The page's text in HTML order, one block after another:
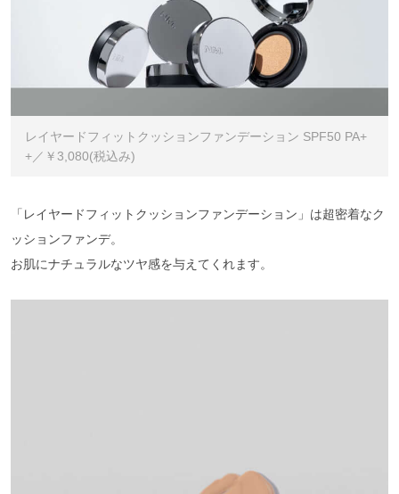
レイヤードフィットクッションファンデーション SPF50 PA+
+／￥3,080(税込み)
「レイヤードフィットクッションファンデーション」は超密着なク
ッションファンデ。
お肌にナチュラルなツヤ感を与えてくれます。